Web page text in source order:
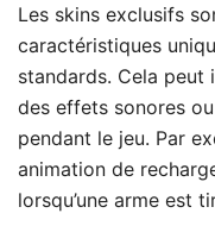
Les skins exclusifs
caractéristiques
standards. Cela peut
des effets sonores
pendant le jeu. Par
animation de
lorsqu’une arme est